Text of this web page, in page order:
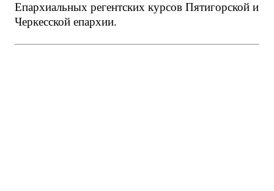
Епархиальных регентских курсов Пятигорской и
Черкесской епархии.